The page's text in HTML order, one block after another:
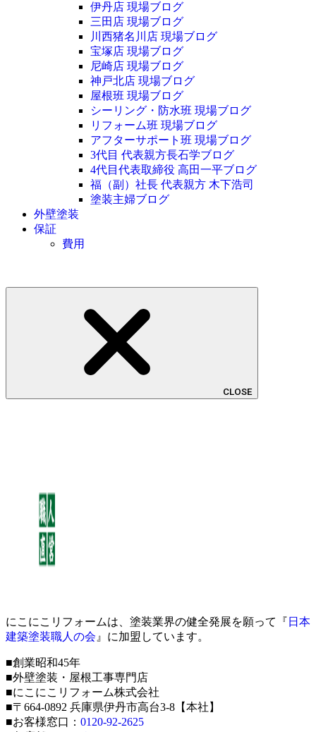
伊丹店 現場ブログ
三田店 現場ブログ
川西猪名川店 現場ブログ
宝塚店 現場ブログ
尼崎店 現場ブログ
神戸北店 現場ブログ
屋根班 現場ブログ
シーリング・防水班 現場ブログ
リフォーム班 現場ブログ
アフターサポート班 現場ブログ
3代目 代表親方長石学ブログ
4代目代表取締役 高田一平ブログ
福（副）社長 代表親方 木下浩司
塗装主婦ブログ
外壁塗装
保証
費用
CLOSE
にこにこリフォームは、塗装業界の健全発展を願って『 日本
建築塗装職人の会 』に加盟しています。
■創業昭和45年
■外壁塗装・屋根工事専門店
■にこにこリフォーム株式会社
■〒664-0892 兵庫県伊丹市高台3-8【本社】
■お客様窓口： 0120-92-2625